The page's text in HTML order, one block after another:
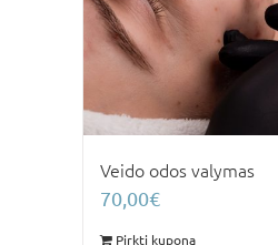
Veido odos valymas
70,00€
Pirkti kuponą